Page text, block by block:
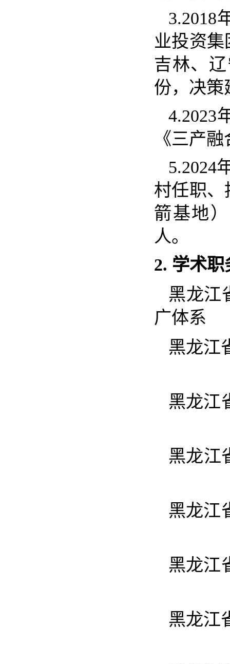
3.2018
业投资
吉林、
份，决策
4.2023
《三产
5.2024
村任职、
箭基地
人。
2. 学术职
黑龙江
广体系
黑龙江
黑龙江
黑龙江
黑龙江
黑龙江
黑龙江